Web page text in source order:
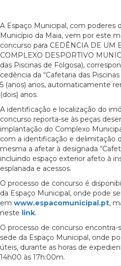
A Espaço Municipal, com poderes
Município da Maia, vem por este
concurso para CEDÊNCIA DE UM
COMPLEXO DESPORTIVO
das Piscinas de Folgosa),
cedência da “Cafetaria das
5 (anos) anos, automaticamente
(dois) anos.
A identificação e localização do
concurso reporta-se às peças
implantação do Complexo
com a identificação e delimitação
mesma a afetar à designada
incluindo espaço exterior afeto à
esplanada e acessos.
O processo de concurso é
da Espaço Municipal, onde pode
em www.espacomunicipal.pt,
neste link.
O processo de concurso
sede da Espaço Municipal, onde
úteis, durante as horas de
14h00 às 17h:00m.